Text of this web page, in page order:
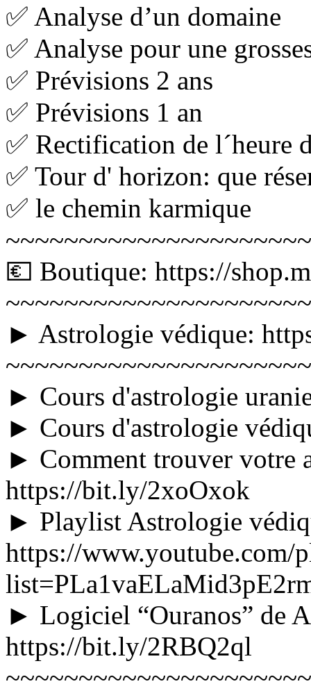
✅ Analyse d’un domaine
✅ Analyse pour une
✅ Prévisions 2 ans
✅ Prévisions 1 an
✅ Rectification de l´heure
✅ Tour d' horizon: que
✅ le chemin karmique
💶 Boutique: https://
► Astrologie védique:
► Cours d'astrologie
► Cours d'astrologie
► Comment trouver votre
https://bit.ly/2xoOxok
► Playlist Astrologie
https://www.youtube.com/
► Logiciel “Ouranos” de
https://bit.ly/2RBQ2ql